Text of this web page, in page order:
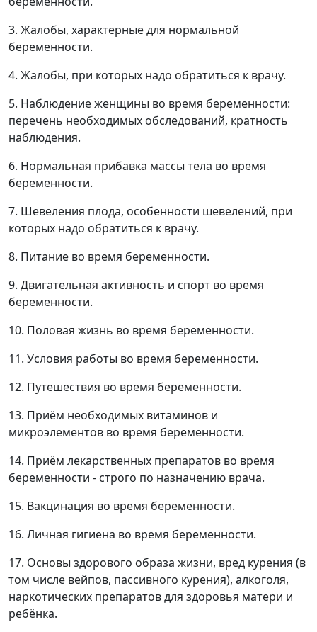
3. Жалобы, характерные для нормальной
беременности.
4. Жалобы, при которых надо обратиться к врачу.
5. Наблюдение женщины во время беременности:
перечень необходимых обследований, кратность
наблюдения.
6. Нормальная прибавка массы тела во время
беременности.
7. Шевеления плода, особенности шевелений, при
которых надо обратиться к врачу.
8. Питание во время беременности.
9. Двигательная активность и спорт во время
беременности.
10. Половая жизнь во время беременности.
11. Условия работы во время беременности.
12. Путешествия во время беременности.
13. Приём необходимых витаминов и
микроэлементов во время беременности.
14. Приём лекарственных препаратов во время
беременности - строго по назначению врача.
15. Вакцинация во время беременности.
16. Личная гигиена во время беременности.
17. Основы здорового образа жизни, вред курения (в
том числе вейпов, пассивного курения), алкоголя,
наркотических препаратов для здоровья матери и
ребёнка.